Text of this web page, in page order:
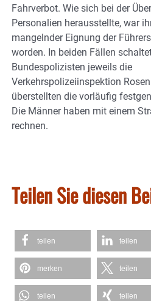
Fahrverbot. Wie sich bei der
Personalien herausstellte, war
mangelnder Eignung der
worden. In beiden Fällen
Bundespolizisten jeweils die
Verkehrspolizeiinspektion
überstellten die vorläufig
Die Männer haben mit einem
rechnen.
Teilen Sie diesen
teilen teilen
merken teilen
teilen teilen